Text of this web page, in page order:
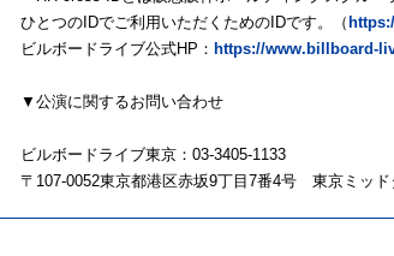
ひとつのIDでご利用いただくためのIDです。（
ビルボードライブ公式HP： https://www.billboard-
▼公演に関するお問い合わせ
ビルボードライブ東京：03-3405-1133
〒107-0052東京都港区赤坂9丁目7番4号 東京ミッ